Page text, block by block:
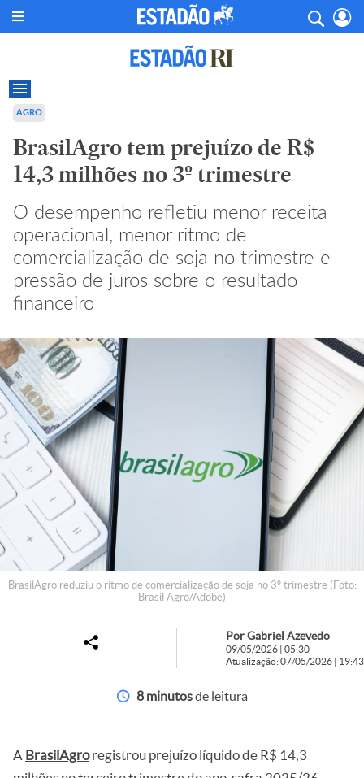
AGRO
BrasilAgro tem prejuízo de R$
14,3 milhões no 3º trimestre
O desempenho refletiu menor receita
operacional, menor ritmo de
comercialização de soja no trimestre e
pressão de juros sobre o resultado
financeiro
BrasilAgro reduziu o ritmo de comercialização de soja no 3º trimestre (Foto:
Brasil Agro/Adobe)
Por Gabriel Azevedo
09/05/2026 | 05:30
Atualização: 07/05/2026 | 19:43
8 minutosde leitura
A BrasilAgroregistrou prejuízo líquido de R$ 14,3